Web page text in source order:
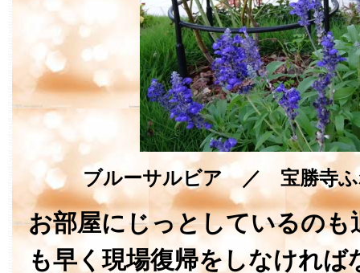
ブルーサルビア ／ 宝勝寺ふ
お部屋にじっとしているのも
も早く現場復帰をしなけれ